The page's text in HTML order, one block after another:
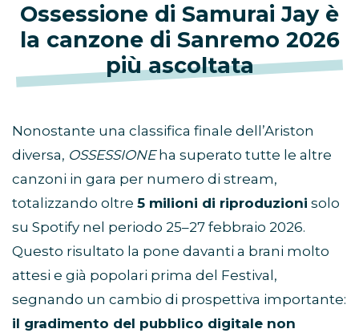
Ossessione di Samurai Jay è
la canzone di Sanremo 2026
più ascoltata
Nonostante una classifica finale dell’Ariston
diversa, OSSESSIONEha superato tutte le altre
canzoni in gara per numero di stream,
totalizzando oltre 5 milioni di riproduzioni solo
su Spotify nel periodo 25–27 febbraio 2026.
Questo risultato la pone davanti a brani molto
attesi e già popolari prima del Festival,
segnando un cambio di prospettiva importante:
il gradimento del pubblico digitale non